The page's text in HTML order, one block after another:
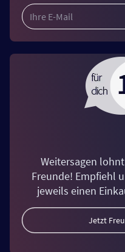
Weitersagen
Freunde! Empfiehl
jeweils einen
Jetzt